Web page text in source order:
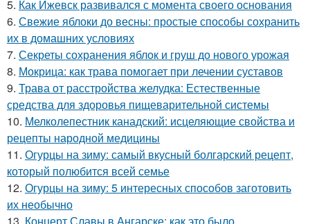
5. Как Ижевск развивался с момента своего основания
6. Свежие яблоки до весны: простые способы сохранить
их в домашних условиях
7. Секреты сохранения яблок и груш до нового урожая
8. Мокрица: как трава помогает при лечении суставов
9. Трава от расстройства желудка: Естественные
средства для здоровья пищеварительной системы
10. Мелколепестник канадский: исцеляющие свойства и
рецепты народной медицины
11. Огурцы на зиму: самый вкусный болгарский рецепт,
который полюбится всей семье
12. Огурцы на зиму: 5 интересных способов заготовить
их необычно